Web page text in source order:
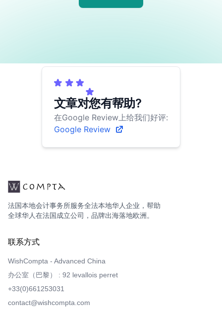
文章对您有帮助?
在Google Review上给我们好评:
Google Review
法国本地会计事务所服务全法本地华人企业，帮助
全球华人在法国成立公司，品牌出海落地欧洲。
联系方式
WishCompta - Advanced China
办公室（巴黎） : 92 levallois perret
+33(0)661253031
contact@wishcompta.com